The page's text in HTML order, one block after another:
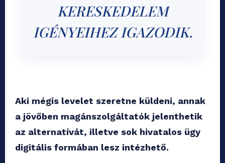
KERESKEDELEM
IGÉNYEIHEZ IGAZODIK.
Aki mégis levelet szeretne küldeni, annak
a jövőben magánszolgáltatók jelenthetik
az alternatívát, illetve sok hivatalos ügy
digitális formában lesz intézhető.